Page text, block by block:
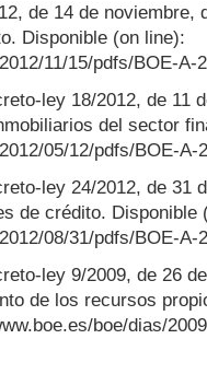
de 14 de
Disponible (on line):
11/15/pdfs/BOE-A-
ley 18/2012, de 11
del sector
05/12/pdfs/BOE-A-
ley 24/2012, de 31
de crédito. Disponible
08/31/pdfs/BOE-A-
ley 9/2009, de 26
de los recursos
boe/dias/